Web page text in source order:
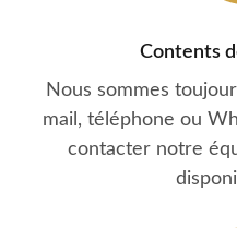
Contents
Nous sommes
mail, téléphone ou
contacter notre